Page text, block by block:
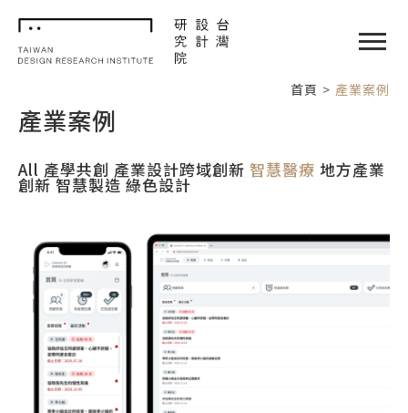
TDRI
單
首頁 產業案例
產業案例
All 產學共創 產業設計跨域創新 智慧醫療 地方產業
創新智慧製造綠色設計